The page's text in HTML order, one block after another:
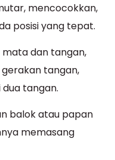
mencocokkan,
posisi yang tepat.
dan tangan,
tangan,
dua tangan.
balok atau papan
memasang